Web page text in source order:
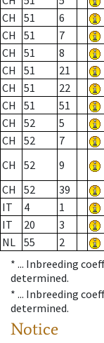
CH
51 6
CH
51 7
CH
51 8
CH
51 21
CH
51 22
CH
51 51
CH
52 5
CH
52 7
CH
52 9
CH
52 39
IT
4 1
IT
20 3
NL 55 2
* ... Inbreeding
determined.
* ... Inbreeding
determined.
Notice